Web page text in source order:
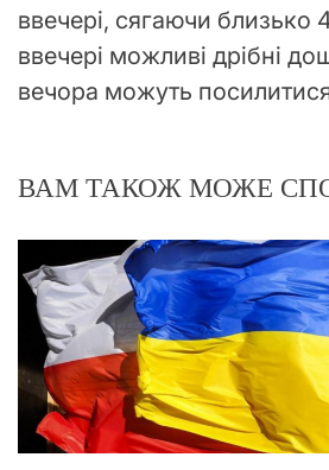
ввечері, сягаючи близько
ввечері можливі дрібні
вечора можуть
ВАМ ТАКОЖ МОЖЕ